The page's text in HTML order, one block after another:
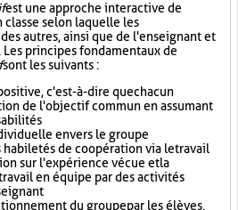
est une approche interactive de
selon laquelle les
autres, ainsi que de l'enseignant et
principes fondamentaux de
sont les suivants :
c'est-à-dire que chacun
de l'objectif commun en assumant
envers le groupe
de coopération via le travail
sur l'expérience vécue et la
en équipe par des activités
du groupe par les élèves.